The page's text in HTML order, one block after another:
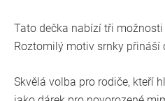
Tato dečka nabízí tři
Roztomilý motiv srnky
Skvělá volba pro rodiče, kteří